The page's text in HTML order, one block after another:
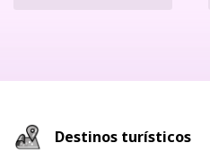
Destinos turísticos